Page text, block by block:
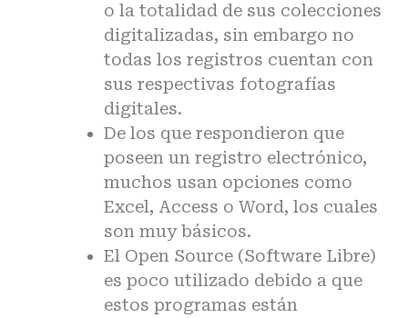
o la totalidad de sus colecciones
digitalizadas, sin embargo no
todas los registros cuentan con
sus respectivas fotografías
digitales.
De los que respondieron que
poseen un registro electrónico,
muchos usan opciones como
Excel, Access o Word, los cuales
son muy básicos.
El Open Source (Software Libre)
es poco utilizado debido a que
estos programas están